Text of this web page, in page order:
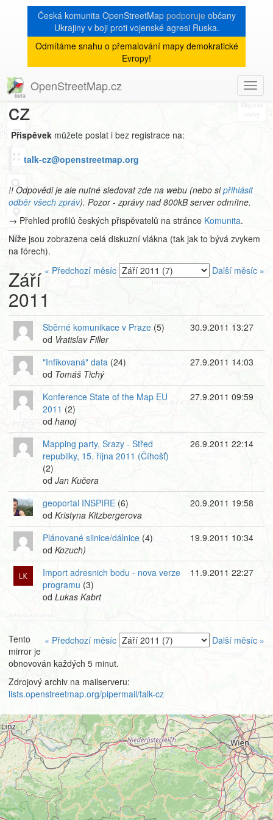
Česká komunita OpenStreetMap podporujeobčany
Ukrajiny v boji proti vojenské agresi Ruska.
Odmítáme snahu o přemalování mapy demokratické
Evropy!
OpenStreetMap.cz
8
+
−
Archiv
mailové konference talk-
cz
Přispěvek můžete poslat i bez registrace na:
talk-cz@openstreetmap.org
!! Odpovědi je ale nutné sledovat zde na webu (nebo sipřihlásit
odběr všech zpráv). Pozor - zprávy nad 800kB server odmítne.
→ Přehled profilů českých přispěvatelů na stránce Komunita.
Níže jsou zobrazena celá diskuzní vlákna (tak jak to bývá zvykem
na fórech).
« Předchozí měsíc
Další měsíc »
Září
2011
Sběrné komunikace v Praze (5)
od Vratislav Filler
30.9.2011 13:27
"Infikovaná" data (24)
od Tomáš Tichý
27.9.2011 14:03
Konference State of the Map EU
2011 (2)
od hanoj
27.9.2011 09:59
Mapping party, Srazy - Střed
republiky, 15. října 2011 (Číhošť)
(2)
od Jan Kučera
26.9.2011 22:14
geoportal INSPIRE (6)
od Kristyna Kitzbergerova
20.9.2011 19:58
Plánované silnice/dálnice (4)
od Kozuch)
19.9.2011 10:34
Import adresnich bodu - nova verze
programu (3)
od Lukas Kabrt
11.9.2011 22:27
« Předchozí měsíc Další měsíc »
Tento
mirror je
obnovován každých 5 minut.
Zdrojový archiv na mailserveru:
lists.openstreetmap.org/pipermail/talk-cz